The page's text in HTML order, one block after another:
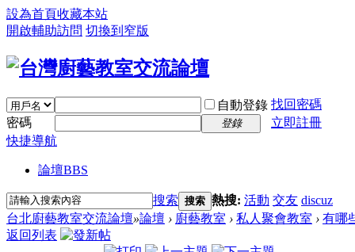
設為首頁收藏本站
開啟輔助訪問 切換到窄版
自動登錄 找回密碼
密碼
登錄
立即註冊
快捷導航
論壇BBS
搜索 搜索 熱搜: 活動 交友 discuz
台北廚藝教室交流論壇»論壇 › 廚藝教室 › 私人聚會教室 › 有哪
返回列表